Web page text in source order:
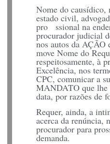
Nome do causídico,
estado civil,
pro ssional na
procurador judicial
nos autos da
move Nome do
respeitosamente, à
Excelência, nos
CPC, comunicar a
MANDATO que lhe
data, por razões de
Requer, ainda, a
acerca da renúncia,
procurador para
demanda.